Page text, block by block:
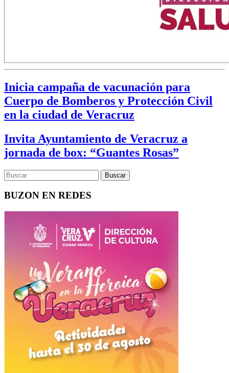
Inicia campaña de vacunación para
Cuerpo de Bomberos y Protección Civil
en la ciudad de Veracruz
Invita Ayuntamiento de Veracruz a
jornada de box: “Guantes Rosas”
BUZON EN REDES